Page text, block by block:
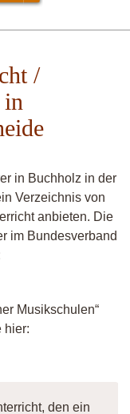
/
in Buchholz in der
Verzeichnis von
anbieten. Die
im Bundesverband
Musikschulen“
hier:
den ein